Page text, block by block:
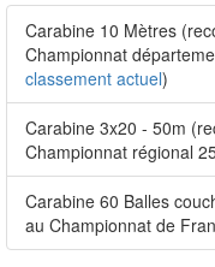
Carabine 10 Mètres
Championnat
classement actuel)
Carabine 3x20 - 50m
Championnat régional
Carabine 60 Balles
au Championnat de